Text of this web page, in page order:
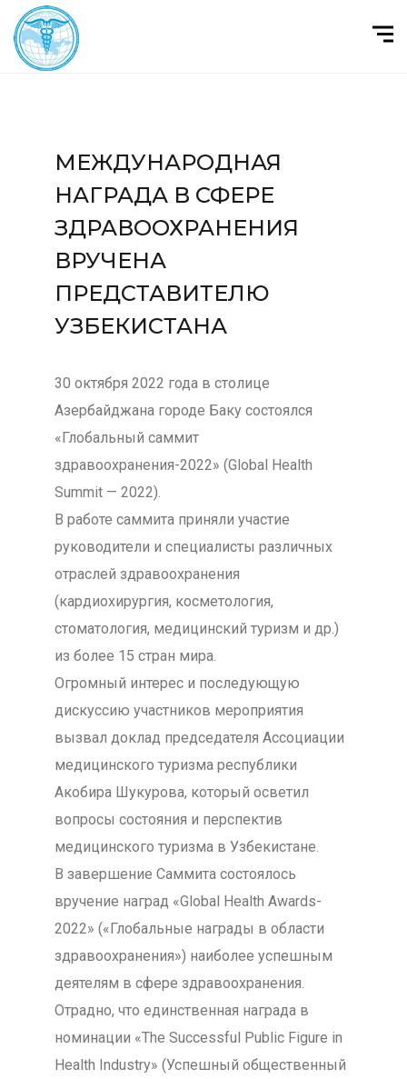
МЕЖДУНАРОДНАЯ
НАГРАДА В СФЕРЕ
ЗДРАВООХРАНЕНИЯ
ВРУЧЕНА
ПРЕДСТАВИТЕЛЮ
УЗБЕКИСТАНА
30 октября 2022 года в столице
Азербайджана городе Баку состоялся
«Глобальный саммит
здравоохранения-2022» (Global Health
Summit — 2022).
В работе саммита приняли участие
руководители и специалисты различных
отраслей здравоохранения
(кардиохирургия, косметология,
стоматология, медицинский туризм и др.)
из более 15 стран мира.
Огромный интерес и последующую
дискуссию участников мероприятия
вызвал доклад председателя Ассоциации
медицинского туризма республики
Акобира Шукурова, который осветил
вопросы состояния и перспектив
медицинского туризма в Узбекистане.
В завершение Саммита состоялось
вручение наград «Global Health Awards-
2022» («Глобальные награды в области
здравоохранения») наиболее успешным
деятелям в сфере здравоохранения.
Отрадно, что единственная награда в
номинации «The Successful Public Figure in
Health Industry» (Успешный общественный